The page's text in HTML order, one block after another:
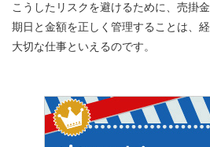
こうしたリスクを避けるために、売掛
期日と金額を正しく管理することは、
大切な仕事といえるのです。